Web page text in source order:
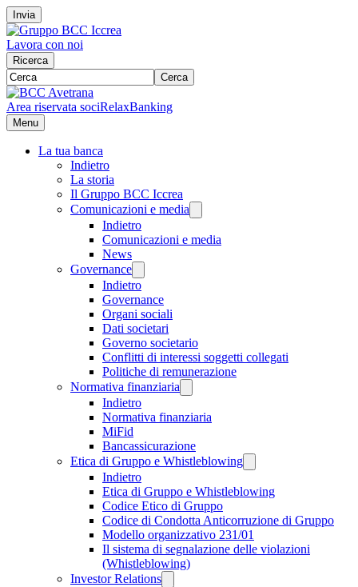
Invia
Lavora con noi
Ricerca
Cerca
Area riservata sociRelaxBanking
Menu
La tua banca
Indietro
La storia
Il Gruppo BCC Iccrea
Comunicazioni e media
Indietro
Comunicazioni e media
News
Governance
Indietro
Governance
Organi sociali
Dati societari
Governo societario
Conflitti di interessi soggetti collegati
Politiche di remunerazione
Normativa finanziaria
Indietro
Normativa finanziaria
MiFid
Bancassicurazione
Etica di Gruppo e Whistleblowing
Indietro
Etica di Gruppo e Whistleblowing
Codice Etico di Gruppo
Codice di Condotta Anticorruzione di Gruppo
Modello organizzativo 231/01
Il sistema di segnalazione delle violazioni
(Whistleblowing)
Investor Relations